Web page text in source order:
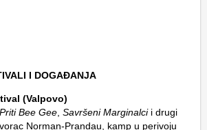
I DOGAĐANJA
(Valpovo)
Priti Bee Gee Savršeni Marginalcii drugi
Norman-Prandau, kamp u perivoju